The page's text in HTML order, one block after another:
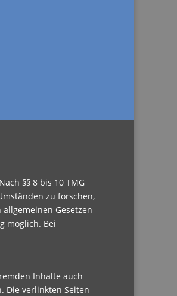
§§ 8 bis 10 TMG
zu forschen,
Gesetzen
möglich. Bei
Inhalte auch
Die verlinkten Seiten